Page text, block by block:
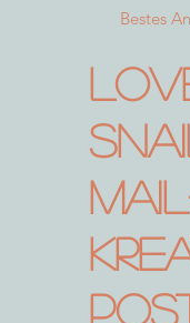
Bestes
Snail